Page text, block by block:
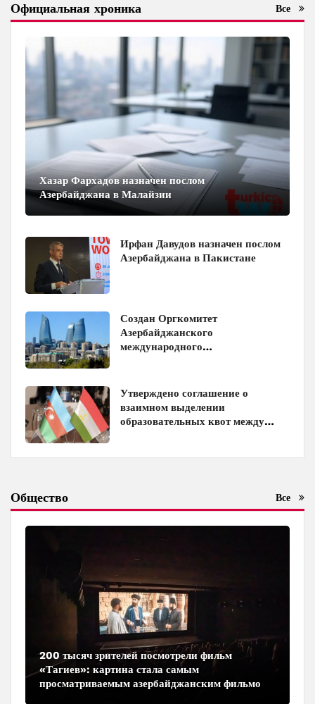
Официальная хроника Все
Хазар Фархадов назначен послом
Азербайджана в Малайзии
Ирфан Давудов назначен послом
Азербайджана в Пакистане
Создан Оргкомитет
Азербайджанского
международного
Утверждено соглашение о
взаимном выделении
образовательных квот между
Общество Все
200 тысяч зрителей посмотрели фильм
«Тагиев»: картина стала самым
просматриваемым азербайджанским фильмом